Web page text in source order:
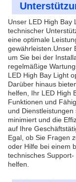
Unser LED High Bay
technischer
eine optimale
gewährleisten.Unser
um Sie bei der
regelmäßige
LED High Bay Light
Darüber hinaus
helfen, Ihr LED High
Funktionen und
und
minimiert und die
auf Ihre
Egal, ob Sie Fragen
oder Hilfe bei einem
technisches
helfen.